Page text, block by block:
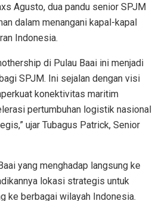
Agusto, dua pandu senior SPJM
dalam menangani kapal-kapal
Indonesia.
di Pulau Baai ini menjadi
SPJM. Ini sejalan dengan visi
konektivitas maritim
pertumbuhan logistik nasional
ujar Tubagus Patrick, Senior
yang menghadap langsung ke
lokasi strategis untuk
ke berbagai wilayah Indonesia.